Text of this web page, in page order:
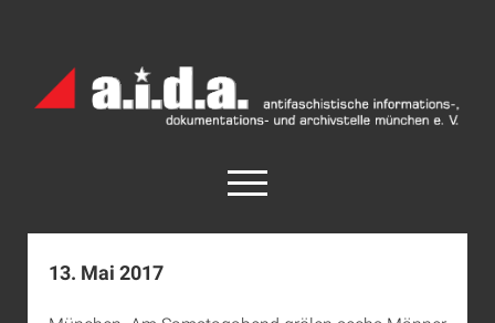
Archiv
München
open
menu
facebook
rss info@aida-archiv.de
13. Mai 2017